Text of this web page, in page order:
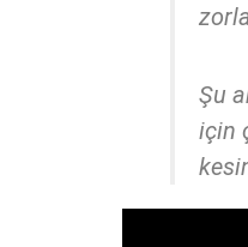
Şu
için